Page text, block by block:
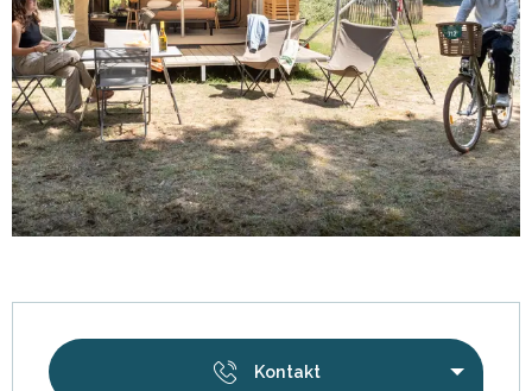
Kontakt